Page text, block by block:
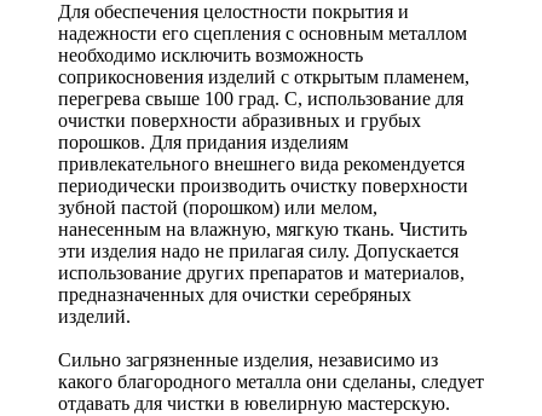
Для обеспечения целостности покрытия и
надежности его сцепления с основным металлом
необходимо исключить возможность
соприкосновения изделий с открытым пламенем,
перегрева свыше 100 град. С, использование для
очистки поверхности абразивных и грубых
порошков. Для придания изделиям
привлекательного внешнего вида рекомендуется
периодически производить очистку поверхности
зубной пастой (порошком) или мелом,
нанесенным на влажную, мягкую ткань. Чистить
эти изделия надо не прилагая силу. Допускается
использование других препаратов и материалов,
предназначенных для очистки серебряных
изделий.
Сильно загрязненные изделия, независимо из
какого благородного металла они сделаны, следует
отдавать для чистки в ювелирную мастерскую.